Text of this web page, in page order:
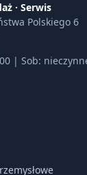
· Serwis
Polskiego 6
| Sob: